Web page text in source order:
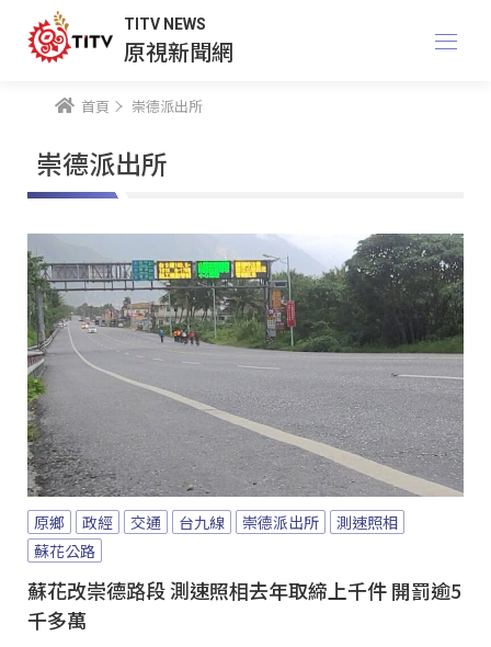
TITV NEWS
原視新聞網
首頁 崇德派出所
崇德派出所
原鄉 政經 交通 台九線 崇德派出所
測速照相
蘇花公路
蘇花改崇德路段 測速照相去年取締上千件 開罰逾5
千多萬